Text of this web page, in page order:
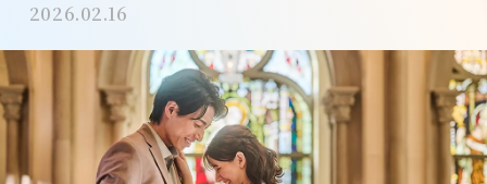
2026.02.16